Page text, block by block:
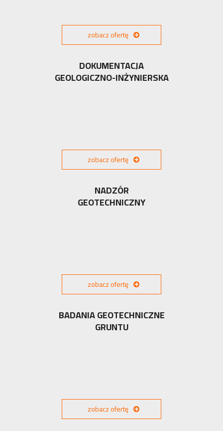
zobacz ofertę
DOKUMENTACJA
GEOLOGICZNO-INŻYNIERSKA
zobacz ofertę
NADZÓR
GEOTECHNICZNY
zobacz ofertę
BADANIA GEOTECHNICZNE
GRUNTU
zobacz ofertę